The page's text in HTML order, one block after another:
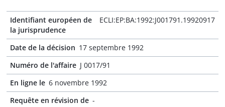
Identifiant européen de
la jurisprudence
ECLI:EP:BA:1992:J001791.19920917
Date de la décision 17 septembre 1992
Numéro de l'affaire J 0017/91
En ligne le 6 novembre 1992
Requête en révision de -